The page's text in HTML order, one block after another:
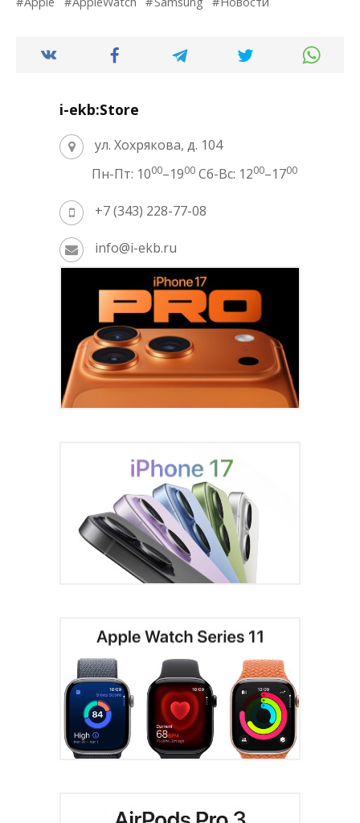
i-ekb:Store
ул. Хохрякова, д. 104
Пн-Пт: 1000–1900 Сб-Вс: 1200–1700
+7 (343) 228-77-08
info@i-ekb.ru